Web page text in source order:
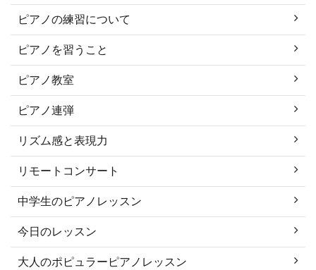
ピアノの練習について
ピアノを習うこと
ピアノ教室
ピアノ連弾
リズム感と表現力
リモートコンサート
中学生のピアノレッスン
今日のレッスン
大人のポピュラーピアノレッスン